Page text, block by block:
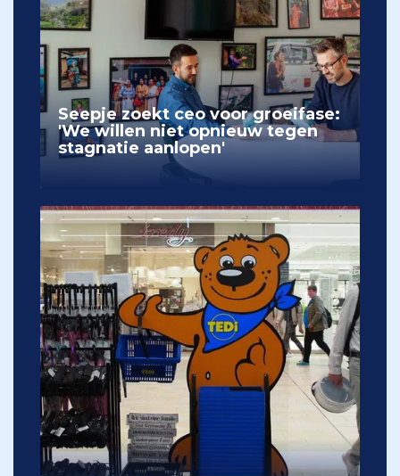
Seepje zoekt ceo voor groeifase:
'We willen niet opnieuw tegen
stagnatie aanlopen'